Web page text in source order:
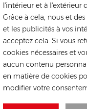
l'intérieur et à l'extérieur
Grâce à cela, nous et
et les publicités à vos
acceptez cela. Si vous
cookies nécessaires et
aucun contenu
en matière de cookies
modifier votre